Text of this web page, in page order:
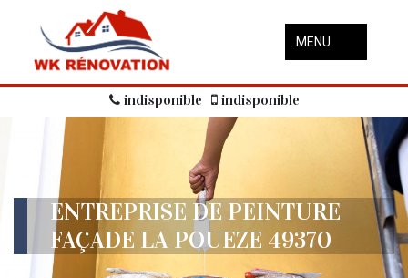
MENU
indisponible indisponible
ENTREPRISE DE PEINTURE
FAÇADE LA POUEZE 49370